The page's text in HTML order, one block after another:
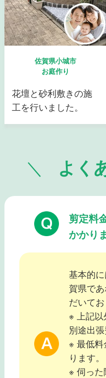
佐賀県小城市
お庭作り
花壇と砂利敷きの施
工を行いました。
よく
剪定料
かかり
基本的
賀県で
だいてお
※ 上記以
別途出張
※ 最低料
ります。
※ 伺っ